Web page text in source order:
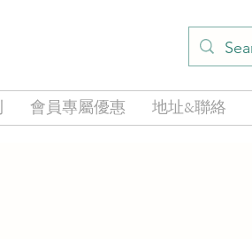
會員專屬優惠 地址&聯絡